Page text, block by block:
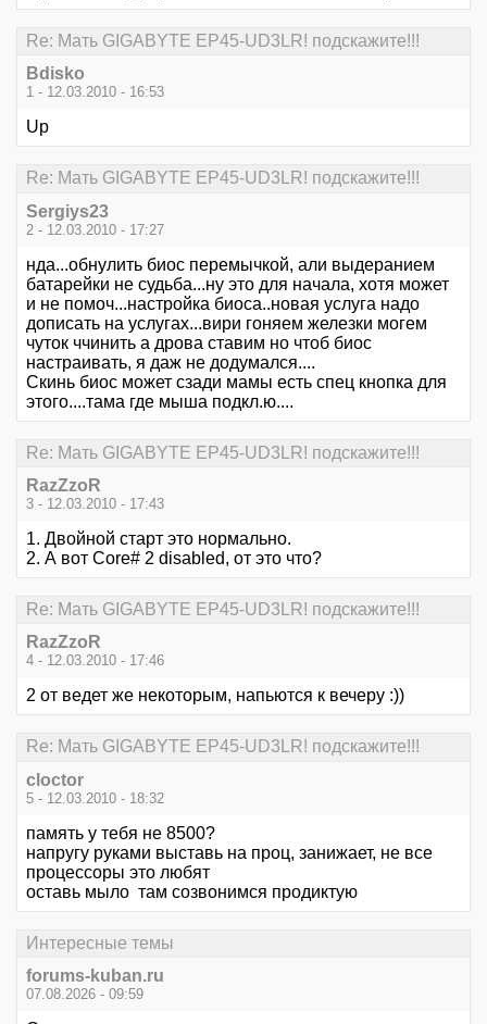
Re: Мать GIGABYTE EP45-UD3LR! подскажите!!!
Bdisko
1 - 12.03.2010 - 16:53
Up
Re: Мать GIGABYTE EP45-UD3LR! подскажите!!!
Sergiys23
2 - 12.03.2010 - 17:27
нда...обнулить биос перемычкой, али выдеранием
батарейки не судьба...ну это для начала, хотя может
и не помоч...настройка биоса..новая услуга надо
дописать на услугах...вири гоняем железки могем
чуток ччинить а дрова ставим но чтоб биос
настраивать, я даж не додумался....
Скинь биос может сзади мамы есть спец кнопка для
этого....тама где мыша подкл.ю....
Re: Мать GIGABYTE EP45-UD3LR! подскажите!!!
RazZzoR
3 - 12.03.2010 - 17:43
1. Двойной старт это нормально.
2. А вот Core# 2 disabled, от это что?
Re: Мать GIGABYTE EP45-UD3LR! подскажите!!!
RazZzoR
4 - 12.03.2010 - 17:46
2 от ведет же некоторым, напьются к вечеру :))
Re: Мать GIGABYTE EP45-UD3LR! подскажите!!!
cloctor
5 - 12.03.2010 - 18:32
память у тебя не 8500?
напругу руками выставь на проц, занижает, не все
процессоры это любят
оставь мыло там созвонимся продиктую
Интересные темы
forums-kuban.ru
07.08.2026 - 09:59